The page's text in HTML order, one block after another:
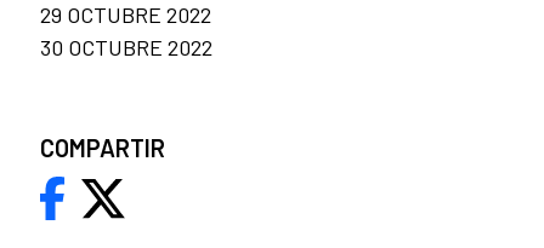
29 OCTUBRE 2022
30 OCTUBRE 2022
COMPARTIR